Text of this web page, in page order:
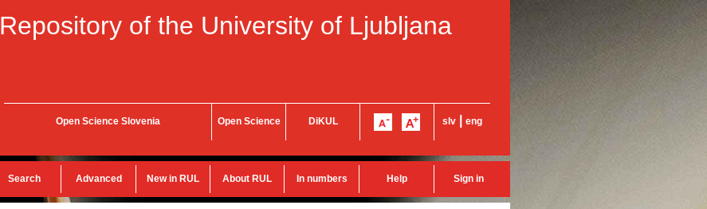
Repository of the University of Ljubljana
Open Science Slovenia Open Science DiKUL slv eng
Search Advanced New in RUL About RUL In numbers Help Sign in